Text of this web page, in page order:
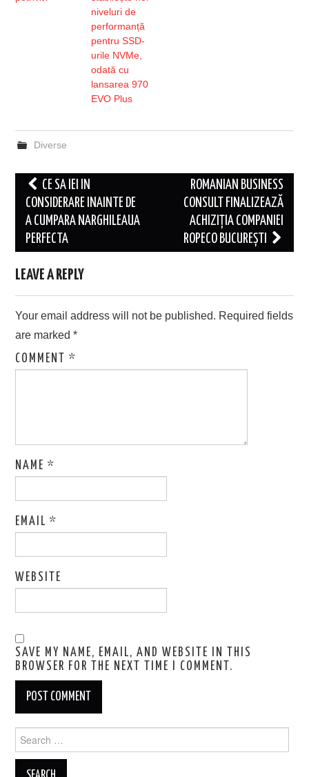
niveluri de
performanță
pentru SSD-
urile NVMe,
odată cu
lansarea 970
EVO Plus
Diverse
Post
navigation
CE SA IEI IN
CONSIDERARE INAINTE DE
A CUMPARA NARGHILEAUA
PERFECTA
ROMANIAN BUSINESS
CONSULT FINALIZEAZĂ
ACHIZIȚIA COMPANIEI
ROPECO BUCUREȘTI
LEAVE A REPLY
Your email address will not be published. Required fields
are marked*
COMMENT*
NAME*
EMAIL*
WEBSITE
SAVE MY NAME, EMAIL, AND WEBSITE IN THIS
BROWSER FOR THE NEXT TIME I COMMENT.
Search
for: